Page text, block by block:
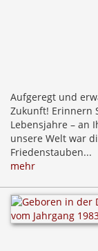
Aufgeregt und
Zukunft! Erinnern
Lebensjahre – an
unsere Welt war
Friedenstauben...
mehr